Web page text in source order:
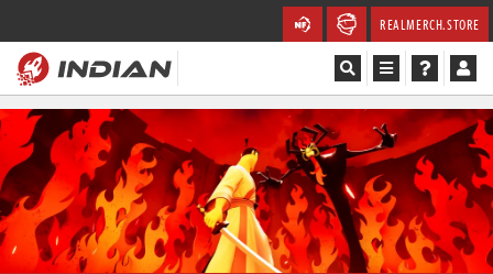
REALMERCH.STORE
Magazín
Recenze
Videa